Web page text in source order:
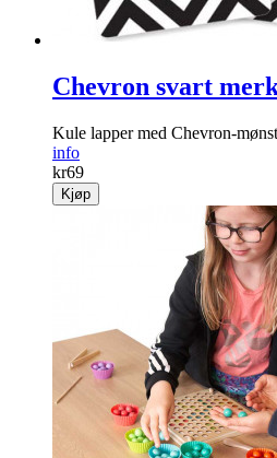
Chevron svart
Kule lapper med Chevron-
info
kr69
Kjøp